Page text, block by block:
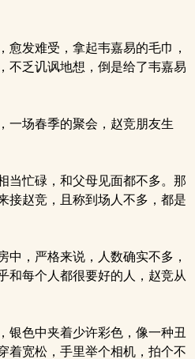
发难受，拿起韦嘉易的毛巾，
不乏讥讽地想，倒是给了韦嘉易
一场春季的聚会，赵竞朋友生
当忙碌，和父母见面都不多。那
接赵竞，且称到场人不多，都是
，严格来说，人数确实不多，
和每个人都很要好的人，赵竞从
色中夹着少许彩色，像一种丑
着宽松，手里举个相机，拍个不